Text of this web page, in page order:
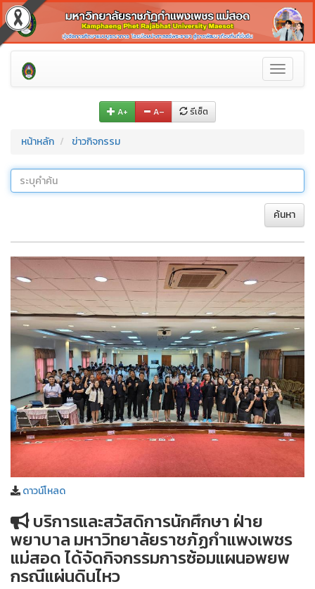
Toggle
A+ A– รีเซ็ต
หน้าหลัก ข่าวกิจกรรม
ค้นหา
ดาวน์โหลด
บริการและสวัสดิการนักศึกษา ฝ่าย
พยาบาล มหาวิทยาลัยราชภัฏกำแพงเพชร
แม่สอด ได้จัดกิจกรรมการซ้อมแผนอพยพ
กรณีแผ่นดินไหว